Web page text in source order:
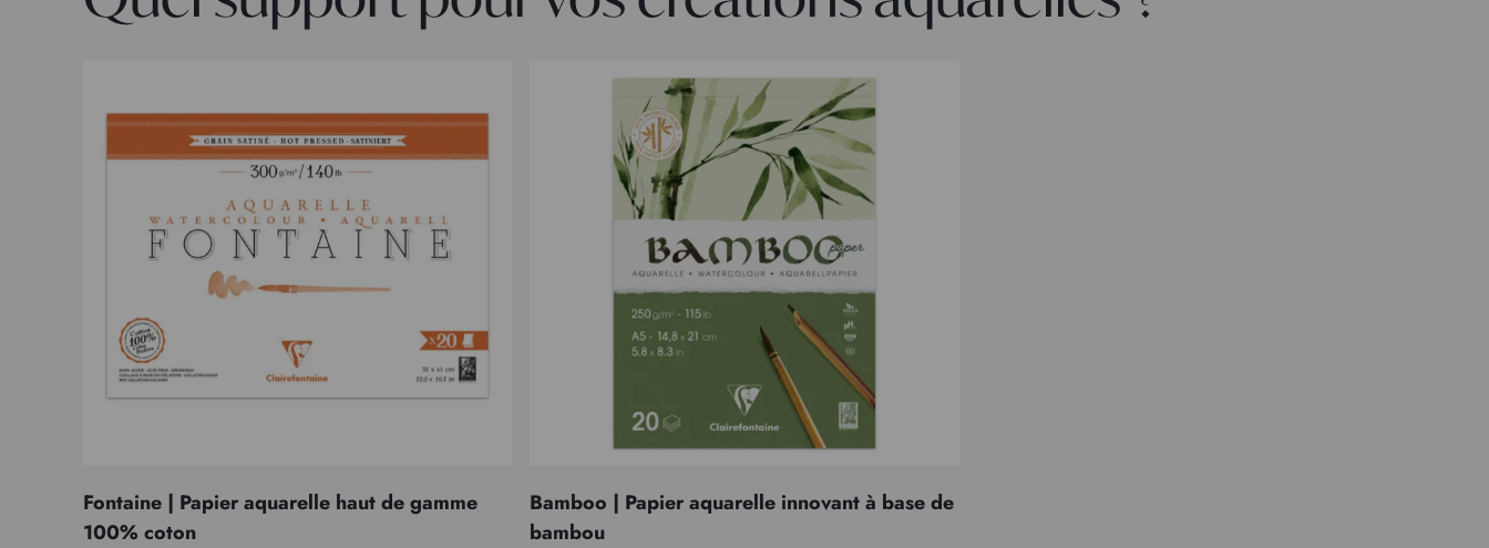
Fontaine | Papier aquarelle haut de gamme
100% coton
Bamboo | Papier aquarelle innovant à base de
bambou